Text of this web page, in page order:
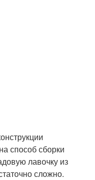
способ сборки
лавочку из
сложно.